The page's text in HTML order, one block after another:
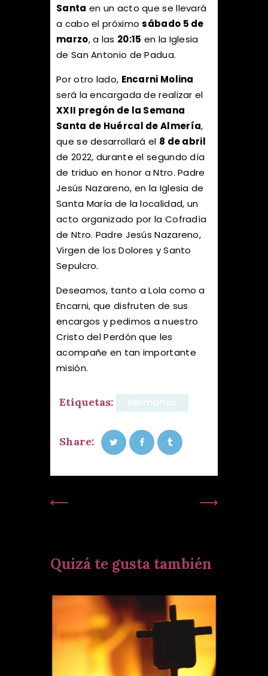
Santa en un acto que se llevará
a cabo el próximosábado 5 de
marzo, a las 20:15 en la Iglesia
de San Antonio de Padua.
Por otro lado, Encarni Molina
será la encargada de realizar el
XXII pregón de la Semana
Santa de Huércal de Almería,
que se desarrollará el 8 de abril
de 2022, durante el segundo día
de triduo en honor a Ntro. Padre
Jesús Nazareno, en la Iglesia de
Santa María de la localidad, un
acto organizado por la Cofradía
de Ntro. Padre Jesús Nazareno,
Virgen de los Dolores y Santo
Sepulcro.
Deseamos, tanto a Lola como a
Encarni, que disfruten de sus
encargos y pedimos a nuestro
Cristo del Perdón que les
acompañe en tan importante
misión.
Etiquetas: Hermanos
Share:
Quizá te gusta también